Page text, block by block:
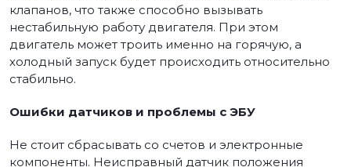
клапанов, что также способно вызывать
нестабильную работу двигателя. При этом
двигатель может троить именно на горячую, а
холодный запуск будет происходить относительно
стабильно.
Ошибки датчиков и проблемы с ЭБУ
Не стоит сбрасывать со счетов и электронные
компоненты. Неисправный датчик положения